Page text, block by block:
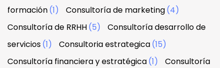
formación(1) Consultoría de marketing(4)
Consultoría de RRHH(5)
Consultoría desarrollo de
servicios(1) Consultoria estrategica(15)
Consultoría financiera y estratégica(1)
Consultoría